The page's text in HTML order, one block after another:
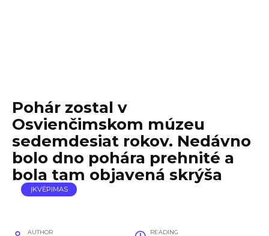
Pohár zostal v
Osvienčimskom múzeu
sedemdesiat rokov. Nedávno
bolo dno pohára prehnité a
bola tam objavená skrýša
ĮKVĖPIMAS
AUTHOR READING